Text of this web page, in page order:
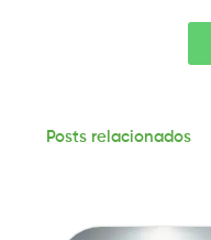
Posts relacionados